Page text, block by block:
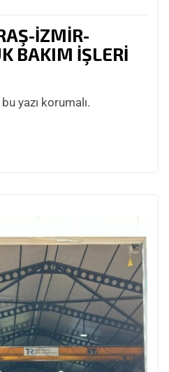
İZMİR-
BAKIM İŞLERİ
yazı korumalı.